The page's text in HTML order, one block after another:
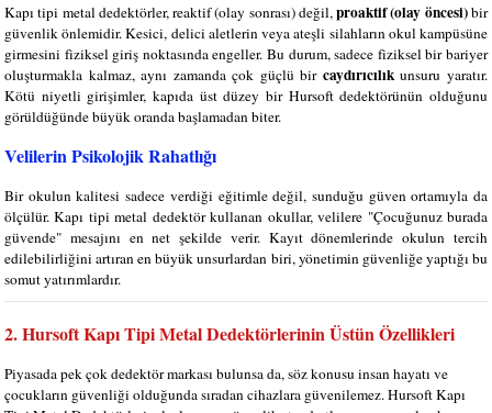
Kapı tipi metal dedektörler, reaktif (olay sonrası) değil,proaktif (olay öncesi)bir
güvenlik önlemidir. Kesici, delici aletlerin veya ateşli silahların okul kampüsüne
girmesini fiziksel giriş noktasında engeller. Bu durum, sadece fiziksel bir bariyer
oluşturmakla kalmaz, aynı zamanda çok güçlü bir caydırıcılıkunsuru yaratır.
Kötü niyetli girişimler, kapıda üst düzey bir Hursoft dedektörünün olduğunu
görüldüğünde büyük oranda başlamadan biter.
Velilerin Psikolojik Rahatlığı
Bir okulun kalitesi sadece verdiği eğitimle değil, sunduğu güven ortamıyla da
ölçülür. Kapı tipi metal dedektör kullanan okullar, velilere "Çocuğunuz burada
güvende" mesajını en net şekilde verir. Kayıt dönemlerinde okulun tercih
edilebilirliğini artıran en büyük unsurlardan biri, yönetimin güvenliğe yaptığı bu
somut yatırımlardır.
2. Hursoft Kapı Tipi Metal Dedektörlerinin Üstün Özellikleri
Piyasada pek çok dedektör markası bulunsa da, söz konusu insan hayatı ve
çocukların güvenliği olduğunda sıradan cihazlara güvenilemez. Hursoft Kapı